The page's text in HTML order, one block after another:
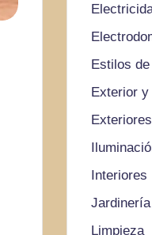
Estilos
Exterior
Exteriores
Interiores
Jardinería
Limpieza